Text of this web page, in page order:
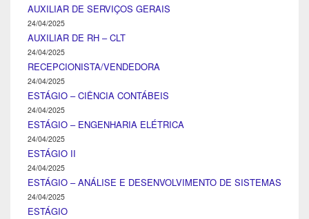
AUXILIAR DE SERVIÇOS GERAIS
24/04/2025
AUXILIAR DE RH – CLT
24/04/2025
RECEPCIONISTA/VENDEDORA
24/04/2025
ESTÁGIO – CIÊNCIA CONTÁBEIS
24/04/2025
ESTÁGIO – ENGENHARIA ELÉTRICA
24/04/2025
ESTÁGIO II
24/04/2025
ESTÁGIO – ANÁLISE E DESENVOLVIMENTO DE SISTEMAS
24/04/2025
ESTÁGIO